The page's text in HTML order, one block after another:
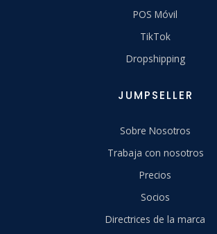
POS Móvil
TikTok
Dropshipping
JUMPSELLER
Sobre Nosotros
Trabaja con nosotros
Precios
Socios
Directrices de la marca